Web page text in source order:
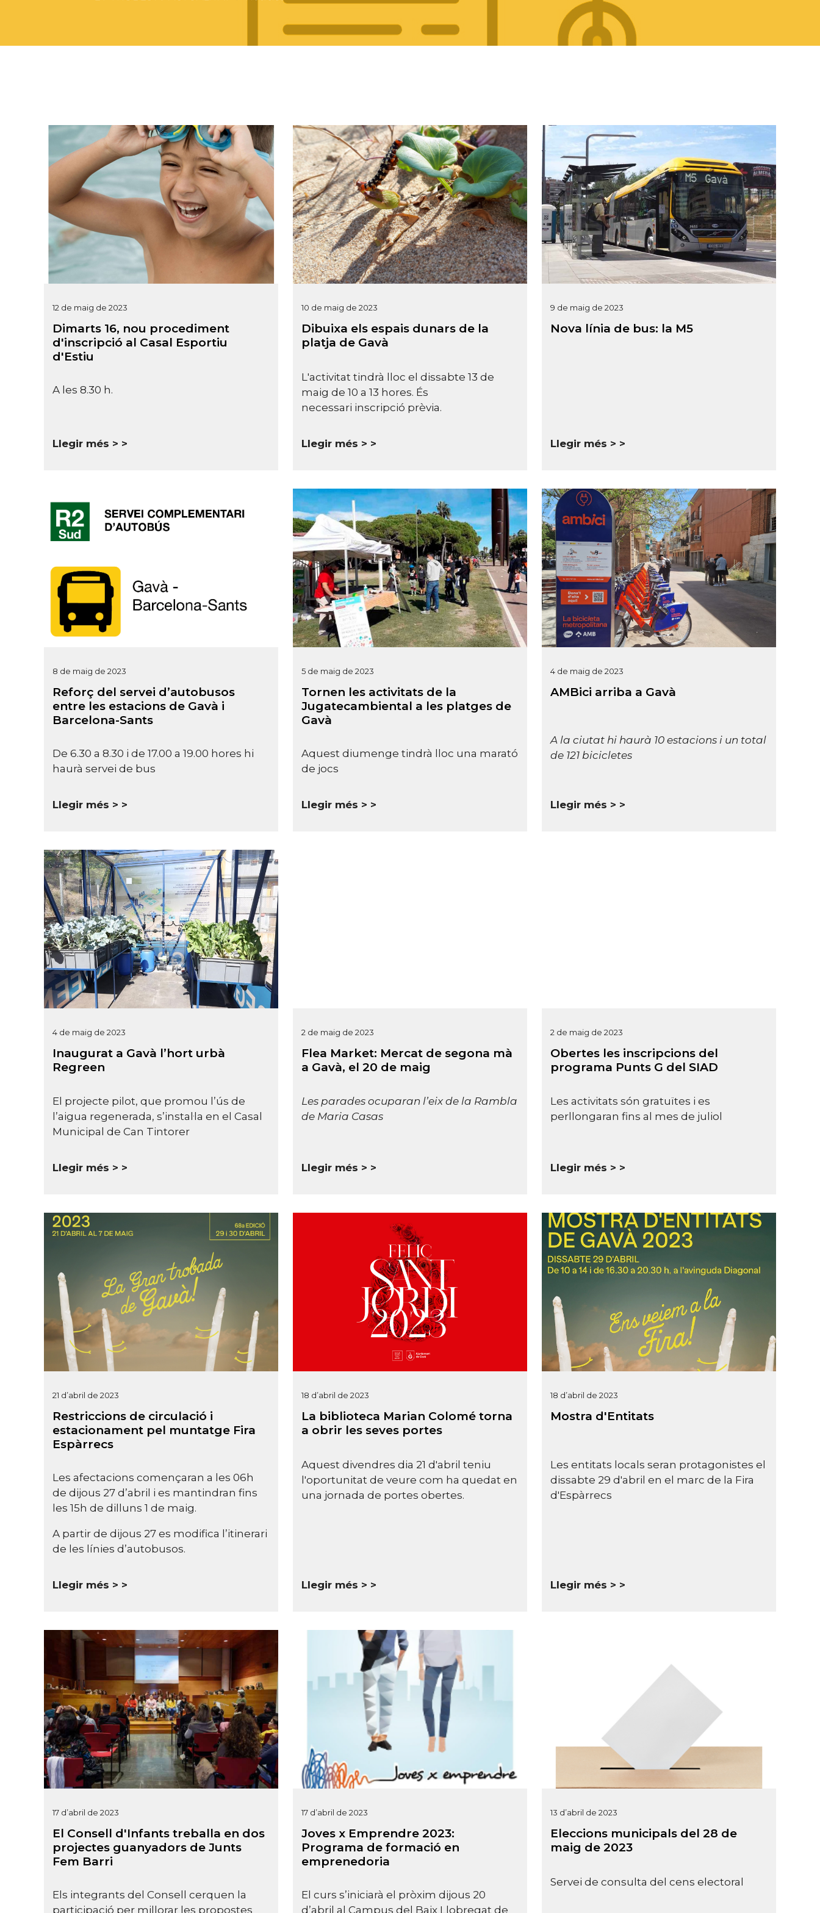
12 de maig de 2023
Dimarts 16, nou procediment
d'inscripció al Casal Esportiu
d'Estiu
A les 8.30 h.
Llegir més >
10 de maig de 2023
Dibuixa els espais dunars de la
platja de Gavà
L'activitat tindrà lloc el dissabte 13 de
maig de 10 a 13 hores. És
necessari inscripció prèvia.
Llegir més >
9 de maig de 2023
Nova línia de bus: la M5
Llegir més >
8 de maig de 2023
Reforç del servei d’autobusos
entre les estacions de Gavà i
Barcelona-Sants
De 6.30 a 8.30 i de 17.00 a 19.00 hores hi
haurà servei de bus
Llegir més >
5 de maig de 2023
Tornen les activitats de la
Jugatecambiental a les platges de
Gavà
Aquest diumenge tindrà lloc una marató
de jocs
Llegir més >
4 de maig de 2023
AMBici arriba a Gavà
A la ciutat hi haurà 10 estacions i un total
de 121 bicicletes
Llegir més >
4 de maig de 2023
Inaugurat a Gavà l’hort urbà
Regreen
El projecte pilot, que promou l’ús de
l’aigua regenerada, s’instal·la en el Casal
Municipal de Can Tintorer
Llegir més >
2 de maig de 2023
Flea Market: Mercat de segona mà
a Gavà, el 20 de maig
Les parades ocuparan l’eix de la Rambla
de Maria Casas
Llegir més >
2 de maig de 2023
Obertes les inscripcions del
programa Punts G del SIAD
Les activitats són gratuïtes i es
perllongaran fins al mes de juliol
Llegir més >
21 d’abril de 2023
Restriccions de circulació i
estacionament pel muntatge Fira
Espàrrecs
Les afectacions començaran a les 06h
de dijous 27 d’abril i es mantindran fins
les 15h de dilluns 1 de maig.
A partir de dijous 27 es modifica l’itinerari
de les línies d’autobusos.
Llegir més >
18 d’abril de 2023
La biblioteca Marian Colomé torna
a obrir les seves portes
Aquest divendres dia 21 d'abril teniu
l'oportunitat de veure com ha quedat en
una jornada de portes obertes.
Llegir més >
18 d’abril de 2023
Mostra d'Entitats
Les entitats locals seran protagonistes el
dissabte 29 d'abril en el marc de la Fira
d'Espàrrecs
Llegir més >
17 d’abril de 2023
El Consell d'Infants treballa en dos
projectes guanyadors de Junts
Fem Barri
Els integrants del Consell cerquen la
participació per millorar les propostes
17 d’abril de 2023
Joves x Emprendre 2023:
Programa de formació en
emprenedoria
El curs s’iniciarà el pròxim dijous 20
d’abril al Campus del Baix Llobregat de
13 d’abril de 2023
Eleccions municipals del 28 de
maig de 2023
Servei de consulta del cens electoral